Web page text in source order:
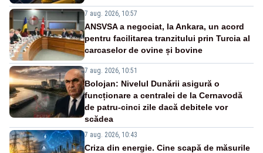
7 aug. 2026, 10:57
ANSVSA a negociat, la Ankara, un acord
pentru facilitarea tranzitului prin Turcia al
carcaselor de ovine și bovine
7 aug. 2026, 10:51
Bolojan: Nivelul Dunării asigură o
funcționare a centralei de la Cernavodă
de patru-cinci zile dacă debitele vor
scădea
7 aug. 2026, 10:43
Criza din energie. Cine scapă de măsurile